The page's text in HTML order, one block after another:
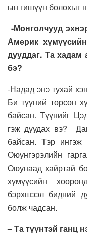
ын гишүүн болохыг
-Монголчууд
Америк
дууддаг. Та хадам
бэ?
-Надад энэ тухай
Би түүний төрсөн
байсан. Түүнийг
гэж дуудах вэ?
байсан. Тэр ингэж
Оюунгэрэлийн
Оюунаад хайртай
хүмүүсийн
бэрхшээл бидний
болж чадсан.
– Та түүнтэй ганц